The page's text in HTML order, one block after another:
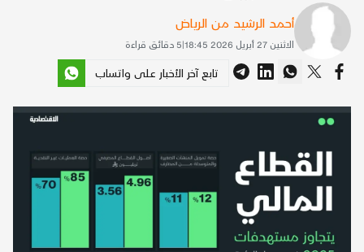
أحمد الرشيد من الرياض
الاثنين 27 أبريل 2026 18:45 |
5 دقائق قراءة
تابع آخر الأخبار على واتساب